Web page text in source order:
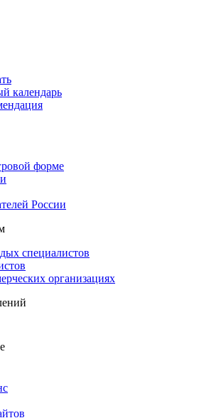
календарь
форме
России
специалистов
организациях